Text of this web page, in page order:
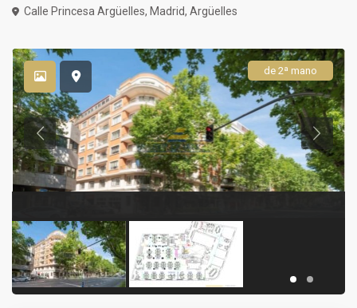
Calle Princesa Argüelles, Madrid,Argüelles
de 2ª mano